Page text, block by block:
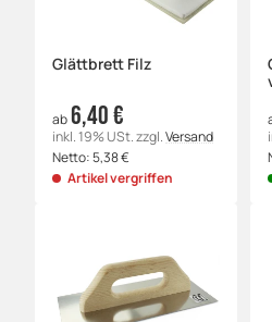
Glättbrett Filz
ab6,40 €
inkl. 19% USt.zzgl.Versand
Netto:5,38€
Artikel vergriffen